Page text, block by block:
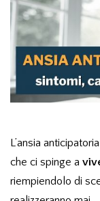
L’ansia
che ci spinge a
riempiendolo di